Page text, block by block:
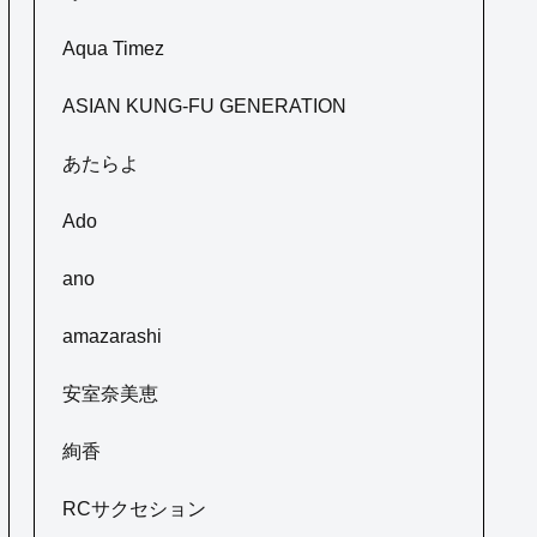
Aqua Timez
ASIAN KUNG-FU GENERATION
あたらよ
Ado
ano
amazarashi
安室奈美恵
絢香
RCサクセション